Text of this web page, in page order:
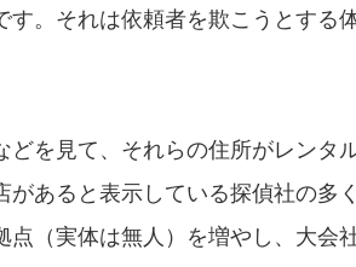
す。それは依頼者を欺こうとする
を見て、それらの住所がレンタ
あると表示している探偵社の多
（実体は無人）を増やし、大会